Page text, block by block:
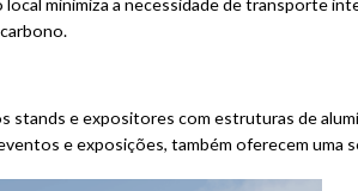
stands e expositores com estruturas de
e exposições, também oferecem uma